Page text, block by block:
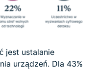
jest ustalanie
urządzeń. Dla 43%